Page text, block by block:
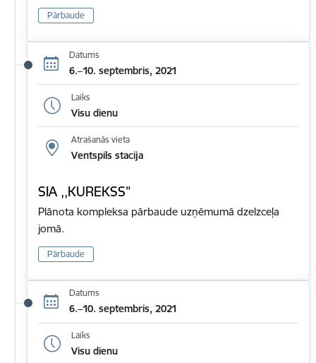
Pārbaude
Datums
6.–10. septembris, 2021
Laiks
Visu dienu
Atrašanās vieta
Ventspils stacija
SIA ,,KUREKSS”
Plānota kompleksa pārbaude uzņēmumā dzelzceļa
jomā.
Pārbaude
Datums
6.–10. septembris, 2021
Laiks
Visu dienu